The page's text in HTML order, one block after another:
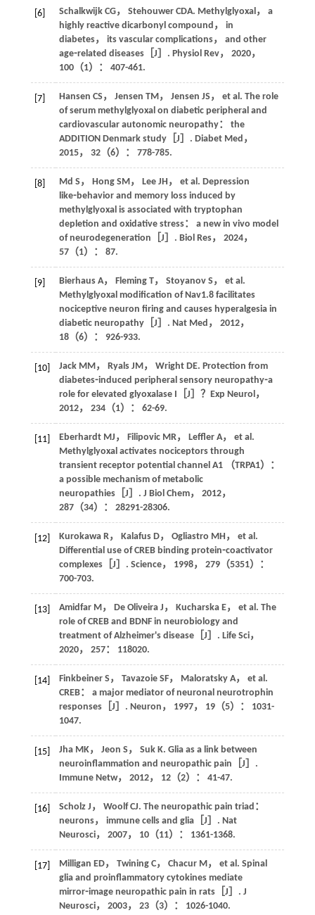
[6] Schalkwijk CG， Stehouwer CDA. Methylglyoxal， a
highly reactive dicarbonyl compound， in
diabetes， its vascular complications， and other
age⁃related diseases［J］. Physiol Rev， 2020，
100（1）： 407-461.
[7] Hansen CS ， Jensen TM， Jensen JS ， et al. The role
of serum methylglyoxal on diabetic peripheral and
cardiovascular autonomic neuropathy： the
ADDITION Denmark study［J］. Diabet Med ，
2015， 32（6）： 778-785.
[8] Md S ， Hong SM， Lee JH ， et al. Depression
like⁃behavior and memory loss induced by
methylglyoxal is associated with tryptophan
depletion and oxidative stress： a new in vivo model
of neurodegeneration［J］. Biol Res， 2024，
57（1）： 87.
[9] Bierhaus A， Fleming T， Stoyanov S ， et al.
Methylglyoxal modification of Nav1.8 facilitates
nociceptive neuron firing and causes hyperalgesia in
diabetic neuropathy［J］. Nat Med ， 2012，
18（6）： 926-933.
[10] Jack MM， Ryals JM， Wright DE. Protection from
diabetes⁃induced peripheral sensory neuropathy⁃a
role for elevated glyoxalase I［J］ ？Exp Neurol，
2012， 234（1）： 62-69.
[11] Eberhardt MJ ， Filipovic MR， Leffler A， et al.
Methylglyoxal activates nociceptors through
transient receptor potential channel A1 （TRPA1）：
a possible mechanism of metabolic
neuropathies［J］. J Biol Chem， 2012，
287（34）： 28291-28306.
[12] Kurokawa R， Kalafus D， Ogliastro MH ， et al.
Differential use of CREB binding protein⁃coactivator
complexes［J］. Science， 1998， 279（5351）：
700-703.
[13] Amidfar M， De Oliveira J ， Kucharska E， et al. The
role of CREB and BDNF in neurobiology and
treatment of Alzheimer's disease［J］. Life Sci，
2020， 257： 118020.
[14] Finkbeiner S ， Tavazoie SF， Maloratsky A， et al.
CREB： a major mediator of neuronal neurotrophin
responses［J］. Neuron ， 1997， 19（5）： 1031-
1047.
[15] Jha MK， Jeon S ， Suk K. Glia as a link between
neuroinflammation and neuropathic pain［J］.
Immune Netw， 2012， 12（2）： 41-47.
[16] Scholz J ， Woolf CJ. The neuropathic pain triad：
neurons， immune cells and glia［J］. Nat
Neurosci， 2007， 10（11）： 1361-1368.
[17] Milligan ED， Twining C， Chacur M， et al. Spinal
glia and proinflammatory cytokines mediate
mirror⁃image neuropathic pain in rats［J］. J
Neurosci， 2003， 23（3）： 1026-1040.